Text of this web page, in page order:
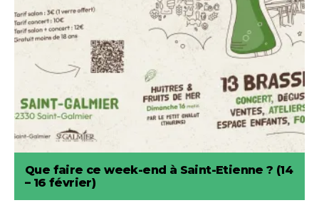
Que faire ce week-end à Saint-Etienne ? (14
– 16 février)